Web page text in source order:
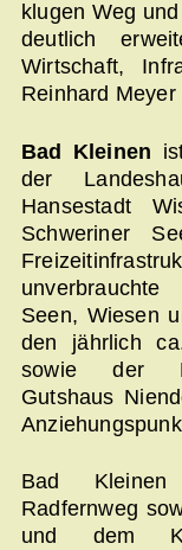
klugen Weg
deutlich
Wirtschaft,
Reinhard
Bad Kleinen
der
Hansestadt
Schweriner
Seen, Wiesen
den jährlich
sowie der
Gutshaus
Bad
Radfernweg
und dem